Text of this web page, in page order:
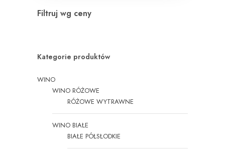
Filtruj wg ceny
Kategorie produktów
WINO
WINO RÓŻOWE
RÓŻOWE WYTRAWNE
WINO BIAŁE
BIAŁE PÓŁSŁODKIE